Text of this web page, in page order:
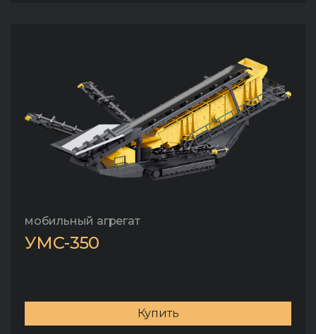
мобильный агрегат
УМС-350
Купить